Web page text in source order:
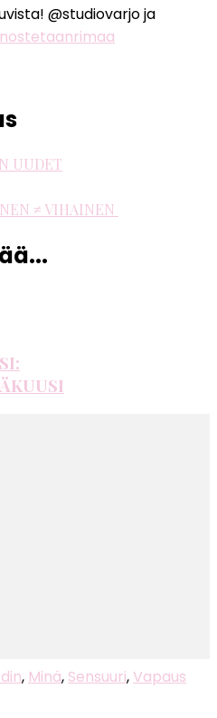
@studiovarjo ja
UUDET
≠ VIHAINEN
, Minä, Sensuuri,Vapaus